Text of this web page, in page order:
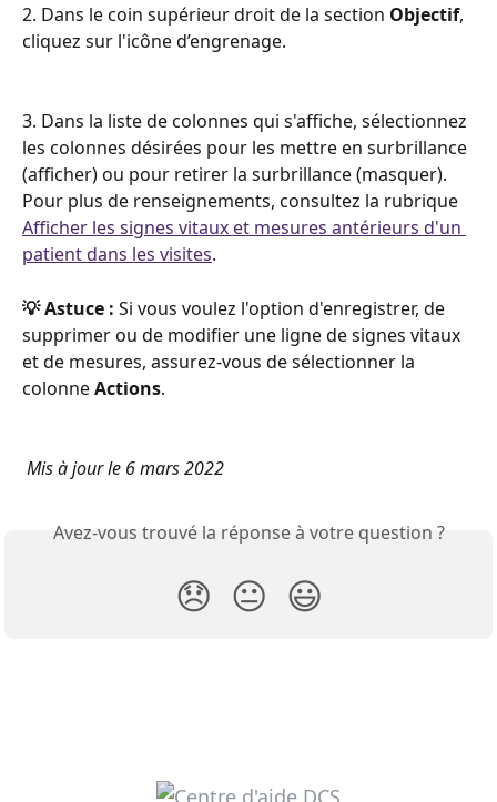
2. Dans le coin supérieur droit de la section Objectif,
cliquez sur l'icône d’engrenage.
3. Dans la liste de colonnes qui s'affiche, sélectionnez
les colonnes désirées pour les mettre en surbrillance
(afficher) ou pour retirer la surbrillance (masquer).
Pour plus de renseignements, consultez la rubrique
Afficher les signes vitaux et mesures antérieurs d'un
patient dans les visites.
💡 Astuce : Si vous voulez l'option d'enregistrer, de
supprimer ou de modifier une ligne de signes vitaux
et de mesures, assurez-vous de sélectionner la
colonne Actions.
Mis à jour le 6 mars 2022
Avez-vous trouvé la réponse à votre question ?
😞 😐 😃